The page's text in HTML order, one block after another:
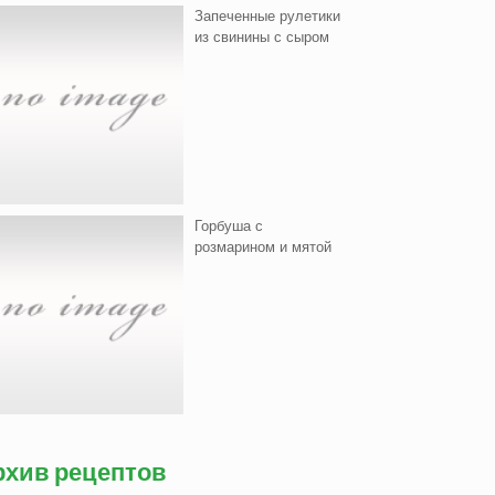
Запеченные рулетики
из свинины с сыром
Горбуша с
розмарином и мятой
рецептов